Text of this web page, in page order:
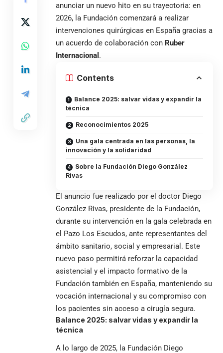
anunciar un nuevo hito en su trayectoria: en
2026, la Fundación comenzará a realizar
intervenciones quirúrgicas en España gracias a
un acuerdo de colaboración con Ruber
Internacional .
Contents
Balance 2025: salvar vidas y expandir la
técnica
Reconocimientos 2025
Una gala centrada en las personas, la
innovación y la solidaridad
Sobre la Fundación Diego González
Rivas
El anuncio fue realizado por el doctor Diego
González Rivas, presidente de la Fundación,
durante su intervención en la gala celebrada en
el Pazo Los Escudos, ante representantes del
ámbito sanitario, social y empresarial. Este
nuevo paso permitirá reforzar la capacidad
asistencial y el impacto formativo de la
Fundación también en España, manteniendo su
vocación internacional y su compromiso con
los pacientes sin acceso a cirugía segura.
Balance 2025: salvar vidas y expandir la
técnica
A lo largo de 2025, la Fundación Diego